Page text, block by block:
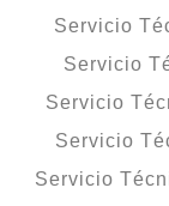
Servicio
Servicio
Servicio
Servicio
Servicio